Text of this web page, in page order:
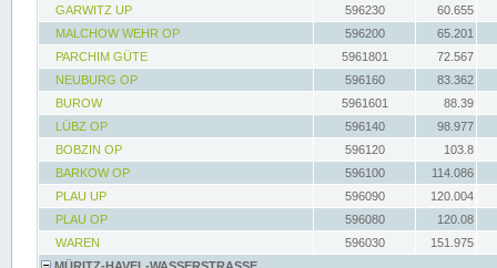
GARWITZ UP
596230
60.655
MALCHOW WEHR OP
596200
65.201
PARCHIM GÜTE
5961801
72.567
NEUBURG OP
596160
83.362
BUROW
5961601
88.39
LÜBZ OP
596140
98.977
BOBZIN OP
596120
103.8
BARKOW OP
596100
114.086
PLAU UP
596090
120.004
PLAU OP
596080
120.08
WAREN
596030
151.975